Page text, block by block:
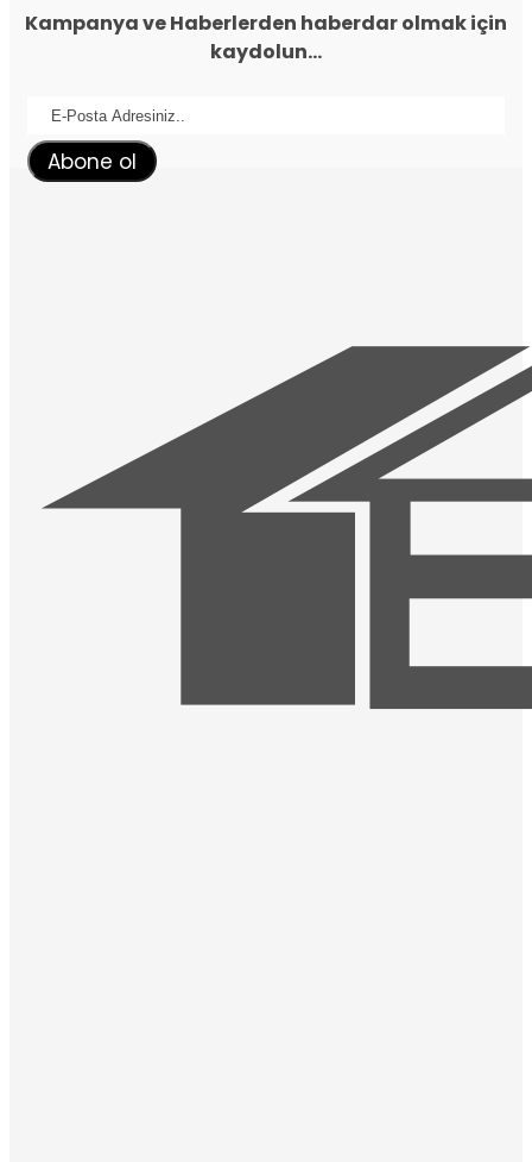
Kampanya ve Haberlerden haberdar olmak için
kaydolun...
Abone ol